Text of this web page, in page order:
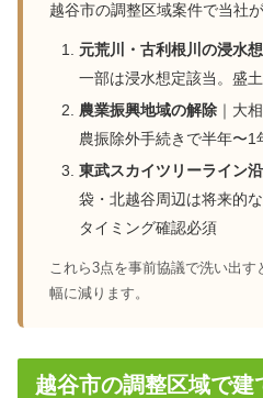
越谷市の調整区域案件で当社
元荒川・古利根川の浸水
一部は浸水想定該当。盛
農業振興地域の解除｜大
農振除外手続きで半年〜1
東武スカイツリーライン
袋・北越谷周辺は将来的
タイミング確認必須
これら3点を事前協議で洗い出
幅に減ります。
越谷市の調整区域で建